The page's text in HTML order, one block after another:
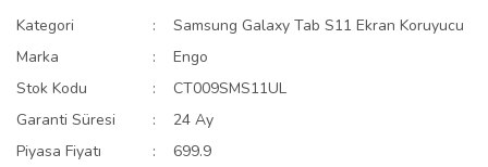
Kategori
Samsung Galaxy Tab S11 Ekran Koruyucu
Marka
Engo
Stok Kodu
CT009SMS11UL
Garanti Süresi
24 Ay
Piyasa Fiyatı
699.9